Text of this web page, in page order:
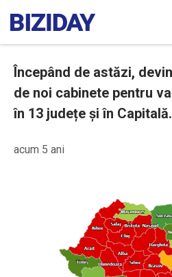
Începând de astăzi,
de noi cabinete pentru
în 13 județe și în Capitală.
acum 5 ani